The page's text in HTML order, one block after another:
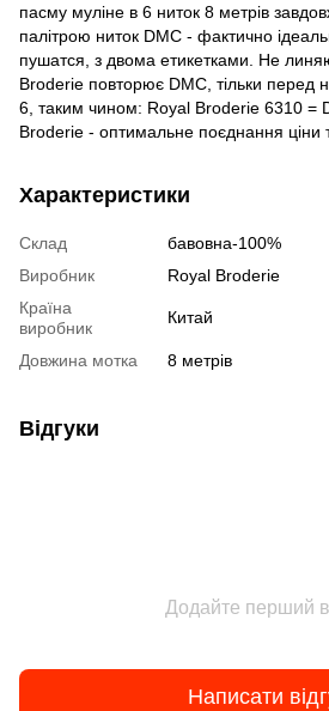
пасму муліне в 6 ниток 8 метрів
палітрою ниток DMC - фактично
пушатся, з двома етикетками. Не
Broderie повторює DMC, тільки
6, таким чином: Royal Broderie 6310 =
Broderie - оптимальне поєднання ціни
Характеристики
Склад
бавовна-100%
Виробник
Royal Broderie
Країна
виробник
Китай
Довжина мотка 8 метрів
Відгуки
Додайте перший
Написати